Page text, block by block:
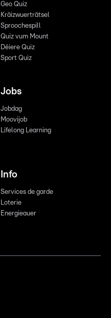
Geo Quiz
Kräizwuerträtsel
Sproochespill
Quiz vum Mount
Déiere Quiz
Sport Quiz
Jobs
Jobdag
Moovijob
Lifelong Learning
Info
Services de garde
Loterie
Energieauer